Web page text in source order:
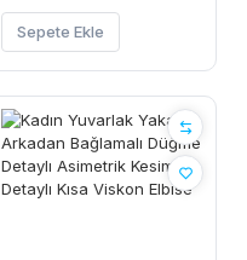
Sepete Ekle